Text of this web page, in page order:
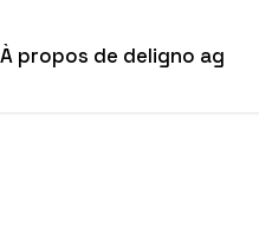
À propos de deligno ag